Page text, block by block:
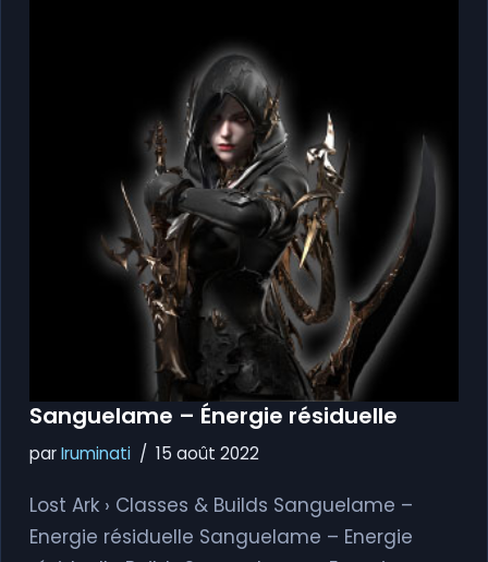
Sanguelame – Énergie résiduelle
parIruminati 15 août 2022
Lost Ark › Classes & Builds Sanguelame –
Energie résiduelle Sanguelame – Energie